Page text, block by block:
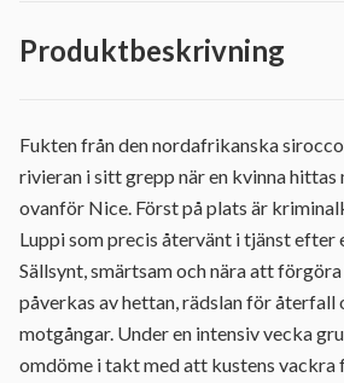
Produktbeskrivning
Fukten från den nordafrikanska
rivieran i sitt grepp när en kvinna
ovanför Nice. Först på plats är
Luppi som precis återvänt i tjänst efter
Sällsynt, smärtsam och nära att
påverkas av hettan, rädslan för återfall
motgångar. Under en intensiv vecka
omdöme i takt med att kustens vackra